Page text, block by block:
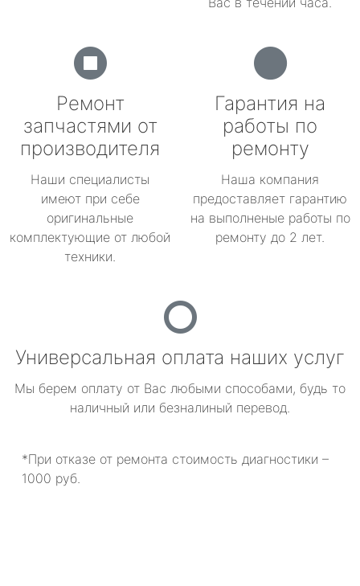
Ремонт
запчастями от
производителя
Наши специалисты
имеют при себе
оригинальные
комплектующие от любой
техники.
Гарантия на
работы по
ремонту
Наша компания
предоставляет гарантию
на выполненые работы по
ремонту до 2 лет.
Универсальная оплата наших услуг
Мы берем оплату от Вас любыми способами, будь то
наличный или безналиный перевод.
*При отказе от ремонта стоимость диагностики –
1000 руб.